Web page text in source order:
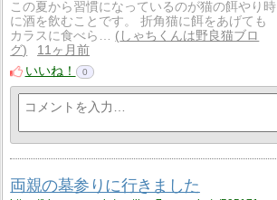
この夏から習慣になっているのが猫の餌やり時
に酒を飲むことです。 折角猫に餌をあげても
カラスに食べら…
しゃちくんは野良猫ブロ
グ
11ヶ月前
いいね！
0
両親の墓参りに行きました